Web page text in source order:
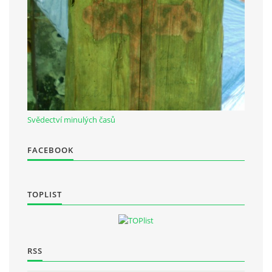
Občanská vzdělávací jednota "Komenský" v Choceradech z.s.
Chocerady 4
257 24 Chocerady
IČ: 498 28 614
Kontaktní osoba:
Svědectví minulých časů
FACEBOOK
TOPLIST
RSS